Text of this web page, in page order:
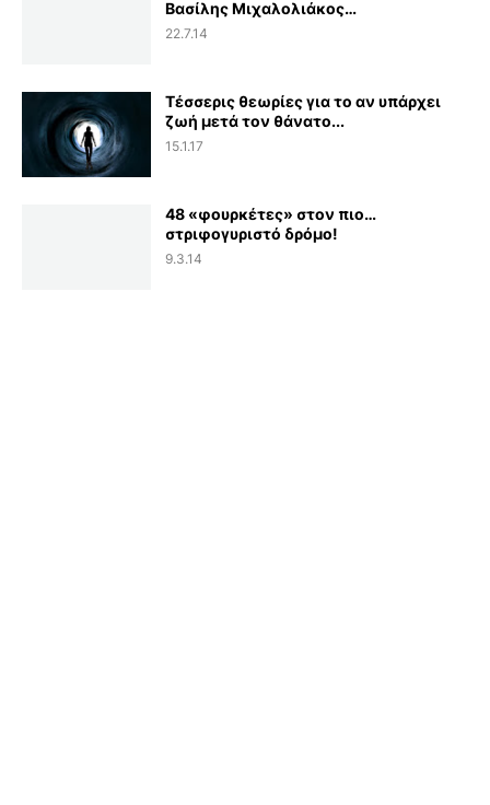
Βασίλης Μιχαλολιάκος…
22.7.14
Τέσσερις θεωρίες για το αν υπάρχει
ζωή μετά τον θάνατο...
15.1.17
48 «φουρκέτες» στον πιο…
στριφογυριστό δρόμο!
9.3.14